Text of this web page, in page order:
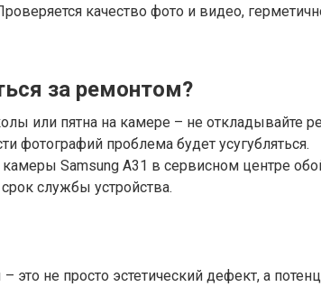
качество фото и видео,
за ремонтом?
или пятна на камере – не откладывайте
фотографий проблема будет усугубляться.
Samsung A31 в сервисном центре
службы устройства.
не просто эстетический дефект, а